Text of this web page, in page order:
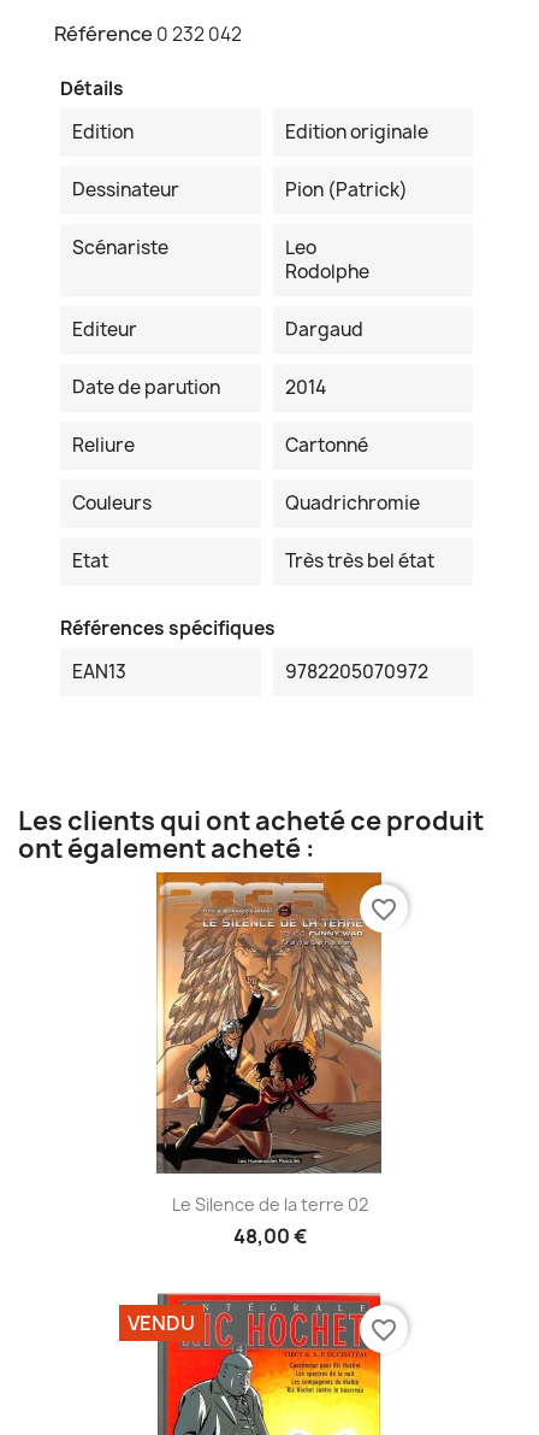
Référence 0 232 042
Détails
Edition
Edition originale
Dessinateur Pion (Patrick)
Scénariste
Leo
Rodolphe
Editeur Dargaud
Date de parution 2014
Reliure Cartonné
Couleurs Quadrichromie
Etat Très très bel état
Références spécifiques
EAN13
9782205070972
Les clients qui ont acheté ce produit
ont également acheté :
Le Silence de la terre 02
48,00 €
favorite_border
VENDU favorite_border